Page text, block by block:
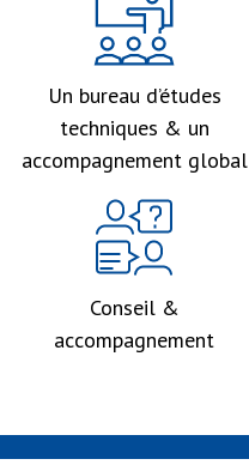
Un bureau d’études
techniques & un
accompagnement global
Conseil &
accompagnement